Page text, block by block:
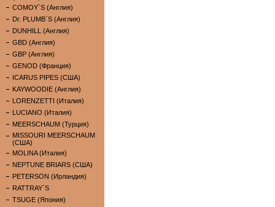
COMOY`S (Англия)
Dr. PLUMB`S (Англия)
DUNHILL (Англия)
GBD (Англия)
GBP (Англия)
GENOD (Франция)
ICARUS PIPES (США)
KAYWOODIE (Англия)
LORENZETTI (Италия)
LUCIANO (Италия)
MEERSCHAUM (Турция)
MISSOURI MEERSCHAUM
(США)
MOLINA (Италия)
NEPTUNE BRIARS (США)
PETERSON (Ирландия)
RATTRAY`S
TSUGE (Япония)